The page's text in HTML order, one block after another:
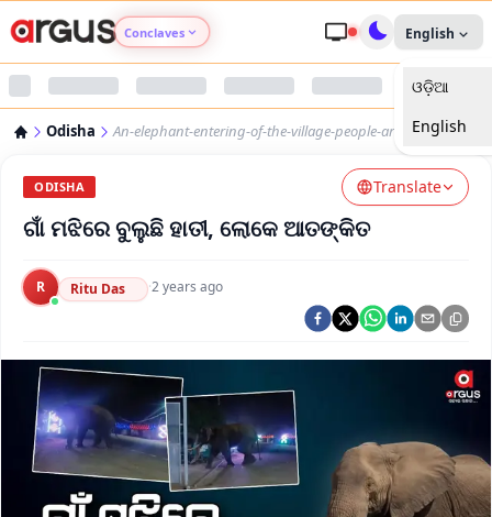
Conclaves
Argus Nari Shakti
Argus Swaad Odisha
Argus Chalo Dekhein Apna Desh
English
ଓଡ଼ିଆ
English
Odisha An-elephant-entering-of-the-village-people-are-tremblled
ODISHA Translate
ଗାଁ ମଝିରେ ବୁଲୁଛି ହାତୀ, ଲୋକେ ଆତଙ୍କିତ
R Ritu Das ·2 years ago